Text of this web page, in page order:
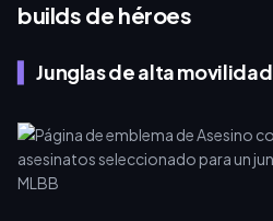
builds de héroes
Junglas de alta movilidad